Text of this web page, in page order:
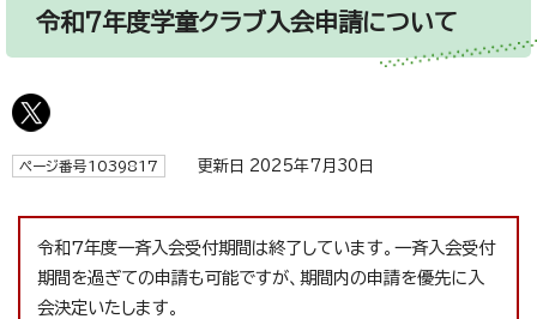
令和7年度学童クラブ入会申請について
ページ番号1039817 更新日 2025年7月30日
令和7年度一斉入会受付期間は終了しています。一斉入会受付
期間を過ぎての申請も可能ですが、期間内の申請を優先に入
会決定いたします。